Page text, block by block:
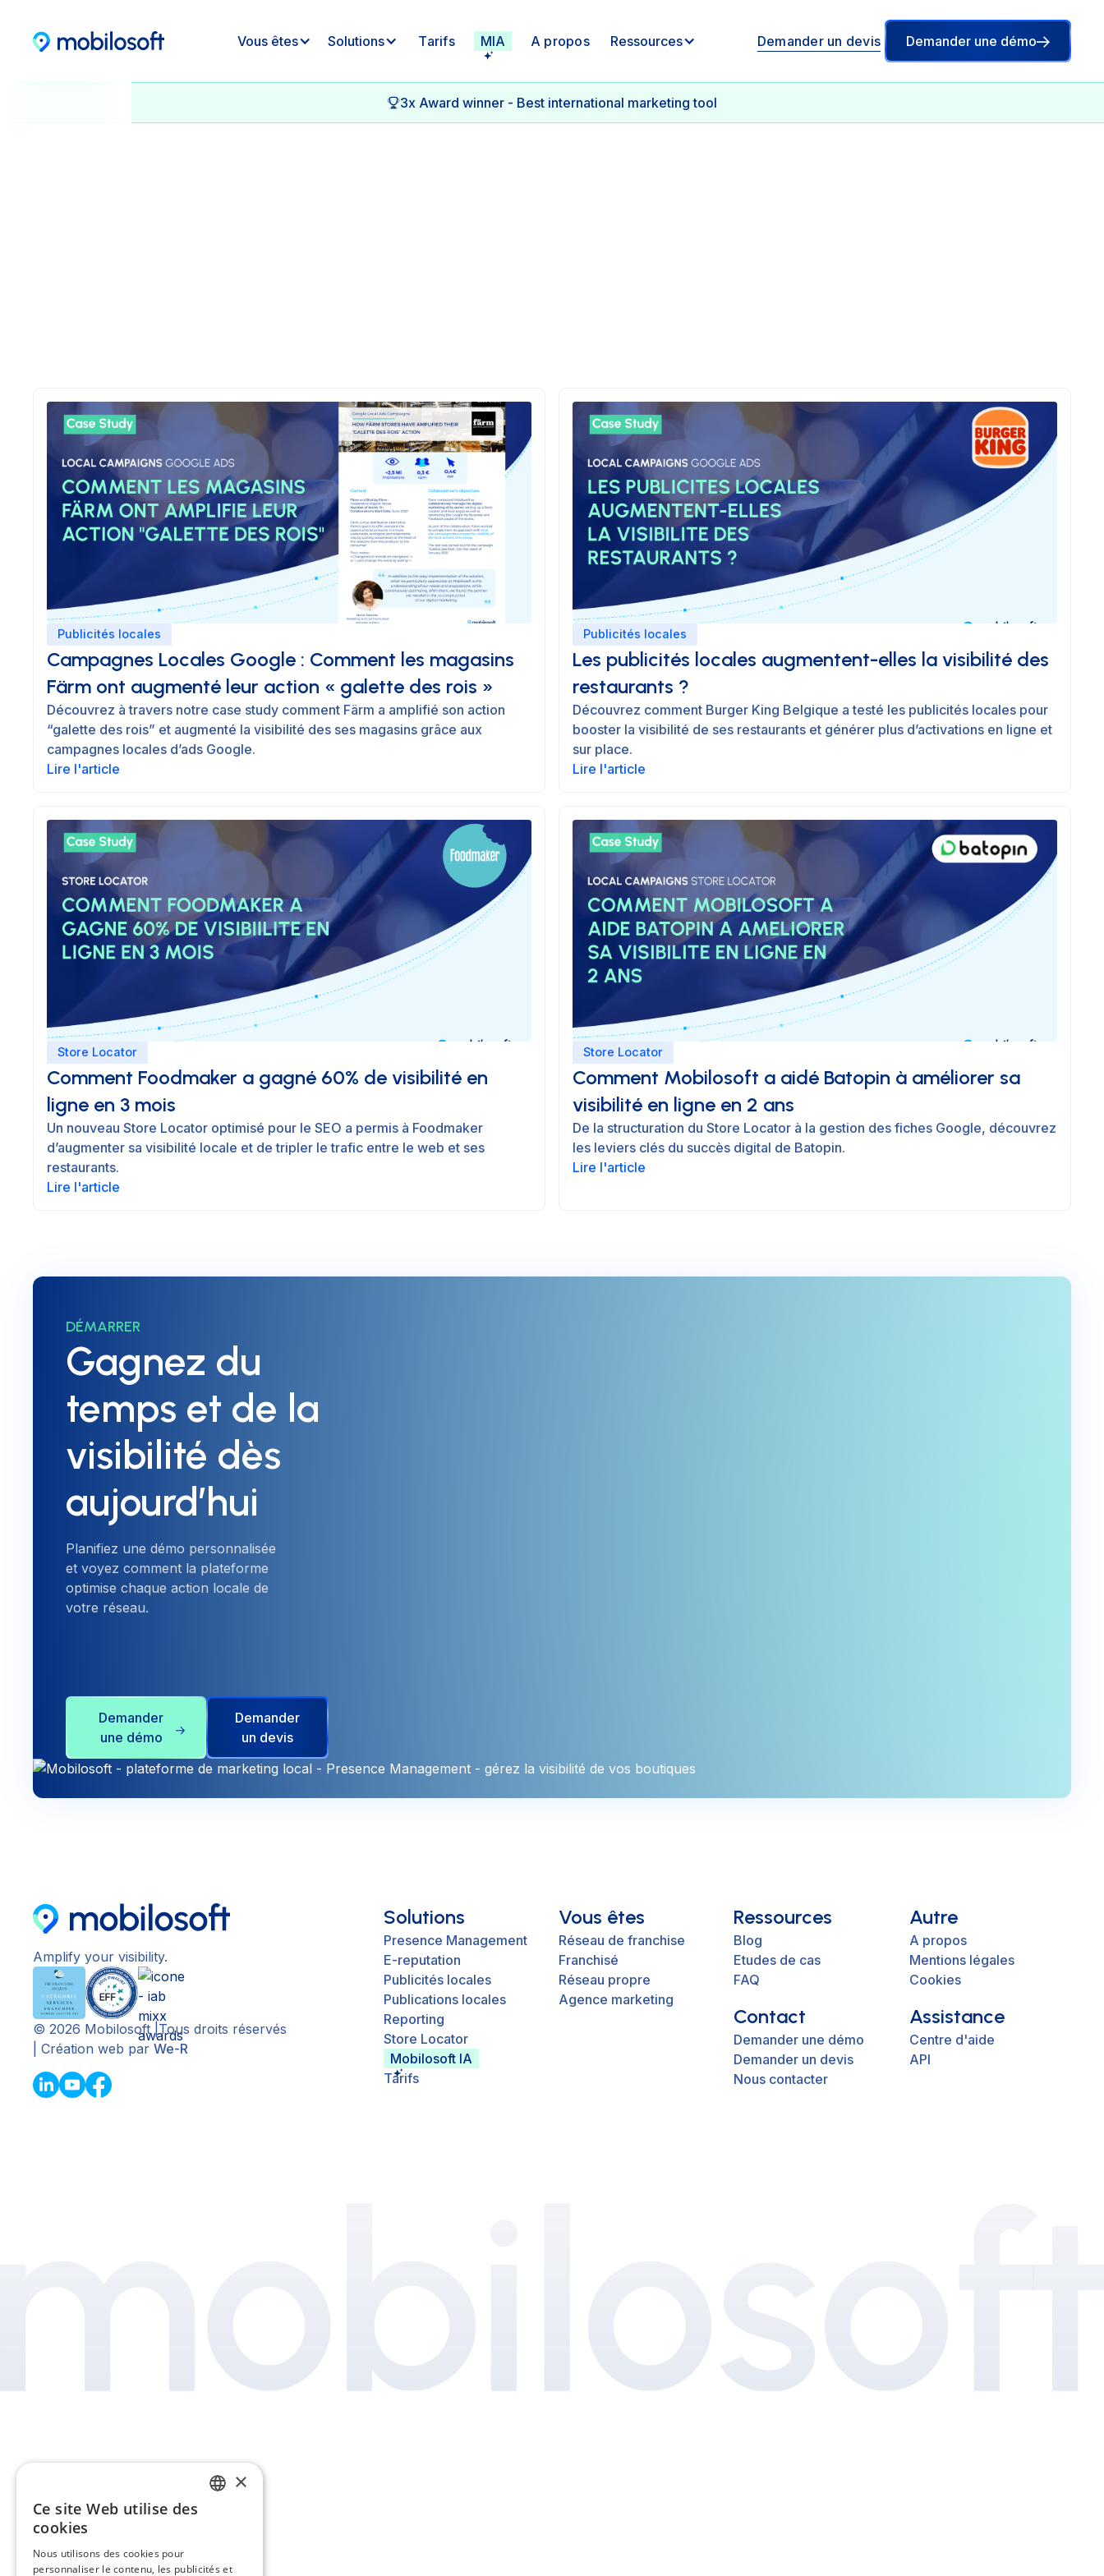
Vous êtes Solutions Tarifs MIA A propos Ressources Demander un devis Demander une démo
3x Award winner - Best international marketing tool
Publicités locales
Campagnes Locales Google : Comment les magasins
Färm ont augmenté leur action « galette des rois »
Découvrez à travers notre case study comment Färm a amplifié son action
“galette des rois” et augmenté la visibilité des ses magasins grâce aux
campagnes locales d’ads Google.
Lire l'article
Publicités locales
Les publicités locales augmentent-elles la visibilité des
restaurants ?
Découvrez comment Burger King Belgique a testé les publicités locales pour
booster la visibilité de ses restaurants et générer plus d’activations en ligne et
sur place.
Lire l'article
Store Locator
Comment Foodmaker a gagné 60% de visibilité en
ligne en 3 mois
Un nouveau Store Locator optimisé pour le SEO a permis à Foodmaker
d’augmenter sa visibilité locale et de tripler le trafic entre le web et ses
restaurants.
Lire l'article
Store Locator
Comment Mobilosoft a aidé Batopin à améliorer sa
visibilité en ligne en 2 ans
De la structuration du Store Locator à la gestion des fiches Google, découvrez
les leviers clés du succès digital de Batopin.
Lire l'article
DÉMARRER
Gagnez du
temps et de la
visibilité dès
aujourd’hui
Planifiez une démo personnalisée
et voyez comment la plateforme
optimise chaque action locale de
votre réseau.
Demander
une démo
Demander
un devis
Amplify your visibility.
© 2026 Mobilosoft |Tous droits réservés
| Création web par We-R
Solutions
Presence Management
E-reputation
Publicités locales
Publications locales
Reporting
Store Locator
Mobilosoft IA
Tarifs
Vous êtes
Réseau de franchise
Franchisé
Réseau propre
Agence marketing
Ressources
Blog
Etudes de cas
FAQ
Contact
Demander une démo
Demander un devis
Nous contacter
Autre
A propos
Mentions légales
Cookies
Assistance
Centre d'aide
API
ES
×
Ce site Web utilise des
cookies
Nous utilisons des cookies pour
personnaliser le contenu, les publicités et